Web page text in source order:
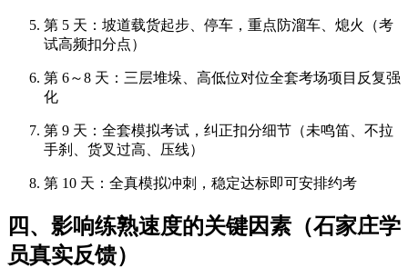
第 5 天：坡道载货起步、停车，重点防溜车、熄火（考
试高频扣分点）
第 6～8 天：三层堆垛、高低位对位全套考场项目反复强
化
第 9 天：全套模拟考试，纠正扣分细节（未鸣笛、不拉
手刹、货叉过高、压线）
第 10 天：全真模拟冲刺，稳定达标即可安排约考
四、影响练熟速度的关键因素（石家庄学
员真实反馈）